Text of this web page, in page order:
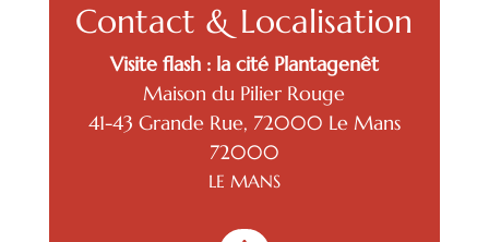
Contact & Localisation
Visite flash : la cité Plantagenêt
Maison du Pilier Rouge
41-43 Grande Rue, 72000 Le Mans
72000
LE MANS